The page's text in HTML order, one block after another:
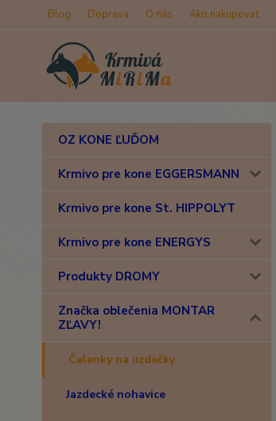
Blog Doprava O nás Ako nakupovať
OZ KONE ĽUĎOM
Krmivo pre kone EGGERSMANN
Krmivo pre kone St. HIPPOLYT
Krmivo pre kone ENERGYS
Produkty DROMY
Značka oblečenia MONTAR
ZĽAVY!
Čelenky na uzdečky
Jazdecké nohavice